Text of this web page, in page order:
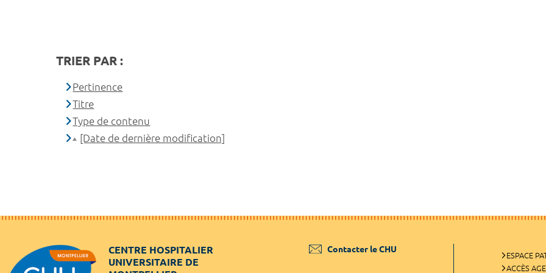
TRIER PAR :
Pertinence
Titre
Type de contenu
[Date de dernière modification]
CENTRE HOSPITALIER
UNIVERSITAIRE DE
Contacter le CHU
ESPACE
ACCÈS